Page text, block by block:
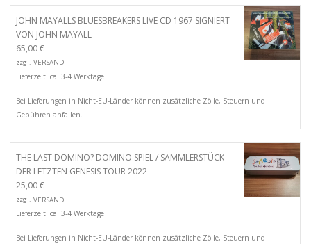
JOHN MAYALLS BLUESBREAKERS LIVE CD 1967 SIGNIERT
VON JOHN MAYALL
65,00€
zzgl. VERSAND
Lieferzeit: ca. 3-4 Werktage
Bei Lieferungen in Nicht-EU-Länder können zusätzliche Zölle, Steuern und
Gebühren anfallen.
THE LAST DOMINO? DOMINO SPIEL / SAMMLERSTÜCK
DER LETZTEN GENESIS TOUR 2022
25,00€
zzgl. VERSAND
Lieferzeit: ca. 3-4 Werktage
Bei Lieferungen in Nicht-EU-Länder können zusätzliche Zölle, Steuern und